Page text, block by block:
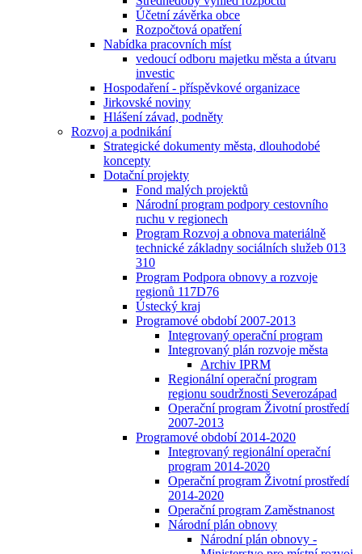
Účetní závěrka obce
Rozpočtová opatření
Nabídka pracovních míst
vedoucí odboru majetku města a útvaru
investic
Hospodaření - příspěvkové organizace
Jirkovské noviny
Hlášení závad, podněty
Rozvoj a podnikání
Strategické dokumenty města, dlouhodobé
koncepty
Dotační projekty
Fond malých projektů
Národní program podpory cestovního
ruchu v regionech
Program Rozvoj a obnova materiálně
technické základny sociálních služeb 013
310
Program Podpora obnovy a rozvoje
regionů 117D76
Ústecký kraj
Programové období 2007-2013
Integrovaný operační program
Integrovaný plán rozvoje města
Archiv IPRM
Regionální operační program
regionu soudržnosti Severozápad
Operační program Životní prostředí
2007-2013
Programové období 2014-2020
Integrovaný regionální operační
program 2014-2020
Operační program Životní prostředí
2014-2020
Operační program Zaměstnanost
Národní plán obnovy
Národní plán obnovy -